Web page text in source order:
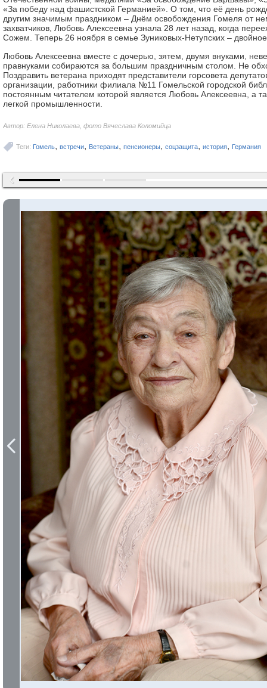
«За победу над фашистской Германией». О том, что её день
другим значимым праздником – Днём освобождения Гомеля от
захватчиков, Любовь Алексеевна узнала 28 лет назад, когда
Сожем. Теперь 26 ноября в семье Зуниковых-Нетупских –
Любовь Алексеевна вместе с дочерью, зятем, двумя внуками,
правнуками собираются за большим праздничным столом. Не
Поздравить ветерана приходят представители горсовета
организации, работники филиала №11 Гомельской городской
постоянным читателем которой является Любовь Алексеевна, а
легкой промышленности.
Автор: Елена Николаева, фото Вячеслава Коломийца
Теги: Гомель, встречи, Ветераны, пенсионеры, соцзащита, история, Германия